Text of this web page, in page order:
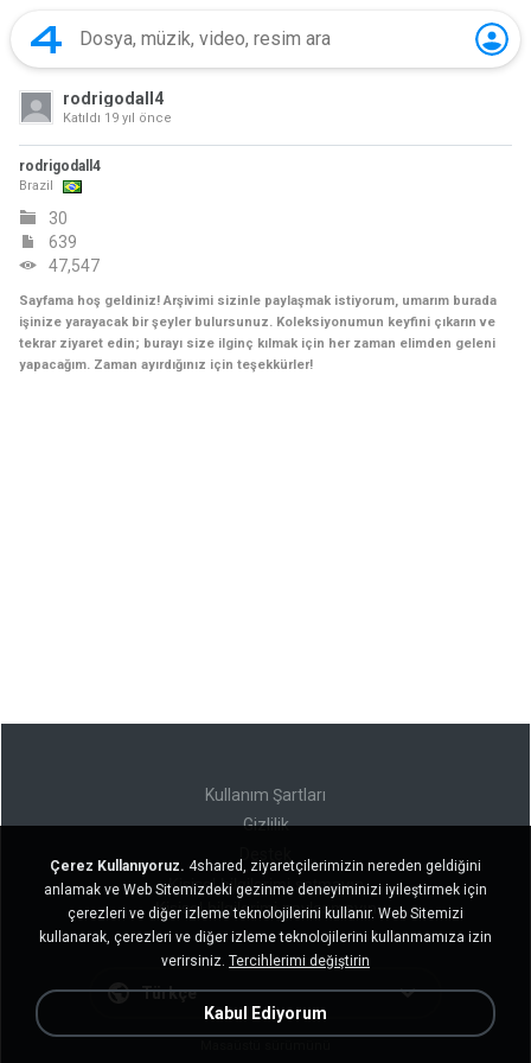
rodrigodall4
Katıldı 19 yıl önce
rodrigodall4
Brazil
30
639
47,547
Sayfama hoş geldiniz! Arşivimi sizinle paylaşmak istiyorum, umarım burada
işinize yarayacak bir şeyler bulursunuz. Koleksiyonumun keyfini çıkarın ve
tekrar ziyaret edin; burayı size ilginç kılmak için her zaman elimden geleni
yapacağım. Zaman ayırdığınız için teşekkürler!
Kullanım Şartları
Gizlilik
Kişisel bilgilerimi satmayın
Kişisel bilgilerimi paylaşmayın
Türkçe
Çerez Kullanıyoruz. 4shared, ziyaretçilerimizin nereden geldiğini
anlamak ve Web Sitemizdeki gezinme deneyiminizi iyileştirmek için
çerezleri ve diğer izleme teknolojilerini kullanır. Web Sitemizi
kullanarak, çerezleri ve diğer izleme teknolojilerini kullanmamıza izin
verirsiniz. Tercihlerimi değiştirin
Kabul Ediyorum